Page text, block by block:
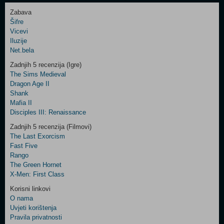
Control
Two
Newsletter
Control
Field
Three
Zabava
Šifre
Vicevi
Iluzije
Net.bela
Zadnjih 5 recenzija (Igre)
The Sims Medieval
Dragon Age II
Shank
Mafia II
Disciples III: Renaissance
Zadnjih 5 recenzija (Filmovi)
The Last Exorcism
Fast Five
Rango
The Green Hornet
X-Men: First Class
Korisni linkovi
O nama
Uvjeti korištenja
Pravila privatnosti